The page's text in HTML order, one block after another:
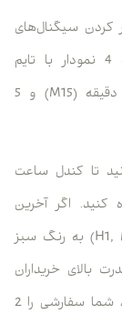
کردن سیگنال‌های
اشتباه است. شما برای اجرای این استراتژی به 4 نمودار با تایم
فریم‌های 1 ساعته (H1)، 30 دقیقه (M30)، 15 دقیقه (M15) و 5
تا کندل ساعت
خود نگاه کنید. اگر آخرین
کندل در هر 4 تایم فریم (H1, M30, M15, M5) به رنگ سبز
بالای خریداران
در تمام لایه‌های زمانی است. در این حالت، شما سفارشی را 2